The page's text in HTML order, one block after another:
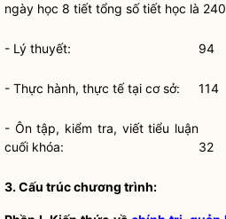
ngày học 8 tiết tổng số tiết học là
- Lý thuyết: 94
- Thực hành, thực tế tại cơ sở: 114
- Ôn tập, kiểm tra, viết tiểu luận
cuối khóa:
32
3. Cấu trúc chương trình: